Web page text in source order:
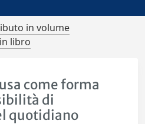
in volume
libro
come forma
di
quotidiano